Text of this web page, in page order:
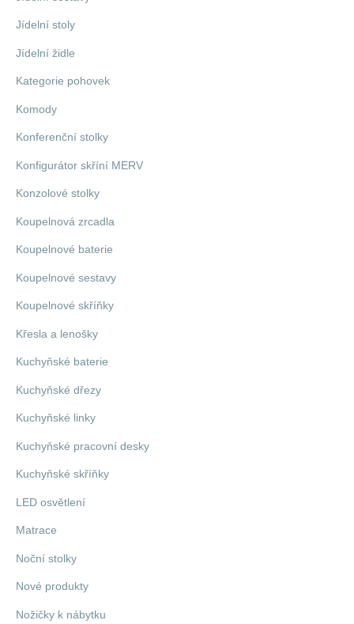
Jídelní stoly
Jídelní židle
Kategorie pohovek
Komody
Konferenční stolky
Konfigurátor skříní MERV
Konzolové stolky
Koupelnová zrcadla
Koupelnové baterie
Koupelnové sestavy
Koupelnové skříňky
Křesla a lenošky
Kuchyňské baterie
Kuchyňské dřezy
Kuchyňské linky
Kuchyňské pracovní desky
Kuchyňské skříňky
LED osvětlení
Matrace
Noční stolky
Nové produkty
Nožičky k nábytku